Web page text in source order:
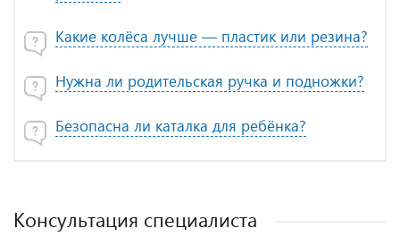
Какие колёса лучше — пластик или резина?
Нужна ли родительская ручка и подножки?
Безопасна ли каталка для ребёнка?
Консультация специалиста